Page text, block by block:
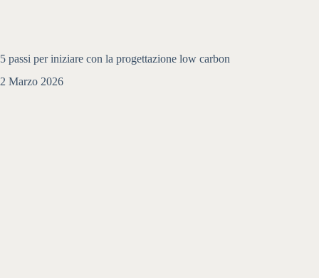
5 passi per iniziare con la progettazione low carbon
2 Marzo 2026